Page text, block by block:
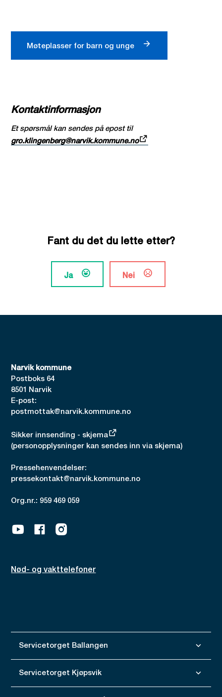
Møteplasser for barn og unge
Kontaktinformasjon
Et spørsmål kan sendes på epost til
gro.klingenberg@narvik.kommune.no
Fant du det du lette etter?
Ja Nei
Narvik kommune
Postboks 64
8501 Narvik
E-post:
postmottak@narvik.kommune.no
Sikker innsending - skjema
(personopplysninger kan sendes inn via skjema)
Pressehenvendelser:
pressekontakt@narvik.kommune.no
Org.nr.: 959 469 059
YoutubeFacebookInstagram
Nød- og vakttelefoner
Servicetorget Ballangen
Servicetorget Kjøpsvik